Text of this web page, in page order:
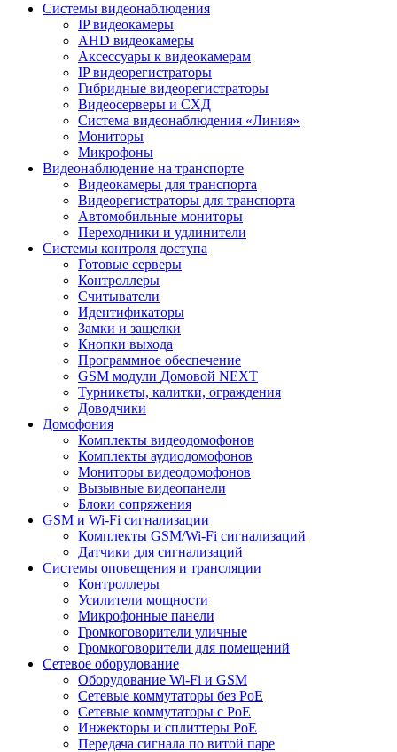
Системы видеонаблюдения
IP видеокамеры
AHD видеокамеры
Аксессуары к видеокамерам
IP видеорегистраторы
Гибридные видеорегистраторы
Видеосерверы и СХД
Система видеонаблюдения «Линия»
Мониторы
Микрофоны
Видеонаблюдение на транспорте
Видеокамеры для транспорта
Видеорегистраторы для транспорта
Автомобильные мониторы
Переходники и удлинители
Системы контроля доступа
Готовые серверы
Контроллеры
Считыватели
Идентификаторы
Замки и защелки
Кнопки выхода
Программное обеспечение
GSM модули Домовой NEXT
Турникеты, калитки, ограждения
Доводчики
Домофония
Комплекты видеодомофонов
Комплекты аудиодомофонов
Мониторы видеодомофонов
Вызывные видеопанели
Блоки сопряжения
GSM и Wi-Fi сигнализации
Комплекты GSM/Wi-Fi сигнализаций
Датчики для сигнализаций
Системы оповещения и трансляции
Контроллеры
Усилители мощности
Микрофонные панели
Громкоговорители уличные
Громкоговорители для помещений
Сетевое оборудование
Оборудование Wi-Fi и GSM
Сетевые коммутаторы без PoE
Сетевые коммутаторы с PoE
Инжекторы и сплиттеры PoE
Передача сигнала по витой паре